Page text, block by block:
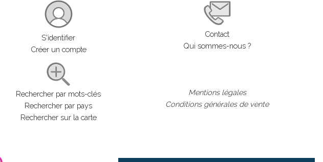
S'identifier
Créer un compte
Rechercher par mots-clés
Rechercher par pays
Rechercher sur la carte
Contact
Qui sommes-nous ?
Mentions légales
Conditions générales de vente